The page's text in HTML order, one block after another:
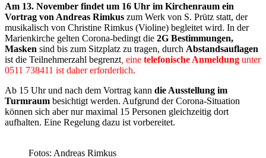
Am 13. November findet um 16 Uhr im Kirchenraum ein
Vortrag von Andreas Rimkus zum Werk von S. Prütz statt, der
musikalisch von Christine Rimkus (Violine) begleitet wird. In der
Marienkirche gelten Corona-bedingt die 2G Bestimmungen,
Masken sind bis zum Sitzplatz zu tragen, durch Abstandsauflagen
ist die Teilnehmerzahl begrenzt eine telefonische Anmeldung unter
0511 738411 ist daher erforderlich.
Ab 15 Uhr und nach dem Vortrag kann die Ausstellung im
Turmraum besichtigt werden. Aufgrund der Corona-Situation
können sich aber nur maximal 15 Personen gleichzeitig dort
aufhalten. Eine Regelung dazu ist vorbereitet.
Fotos: Andreas Rimkus